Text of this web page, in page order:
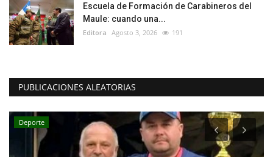
Escuela de Formación de Carabineros del
Maule: cuando una...
Editora Agosto 3, 2026 191
PUBLICACIONES ALEATORIAS
Deporte